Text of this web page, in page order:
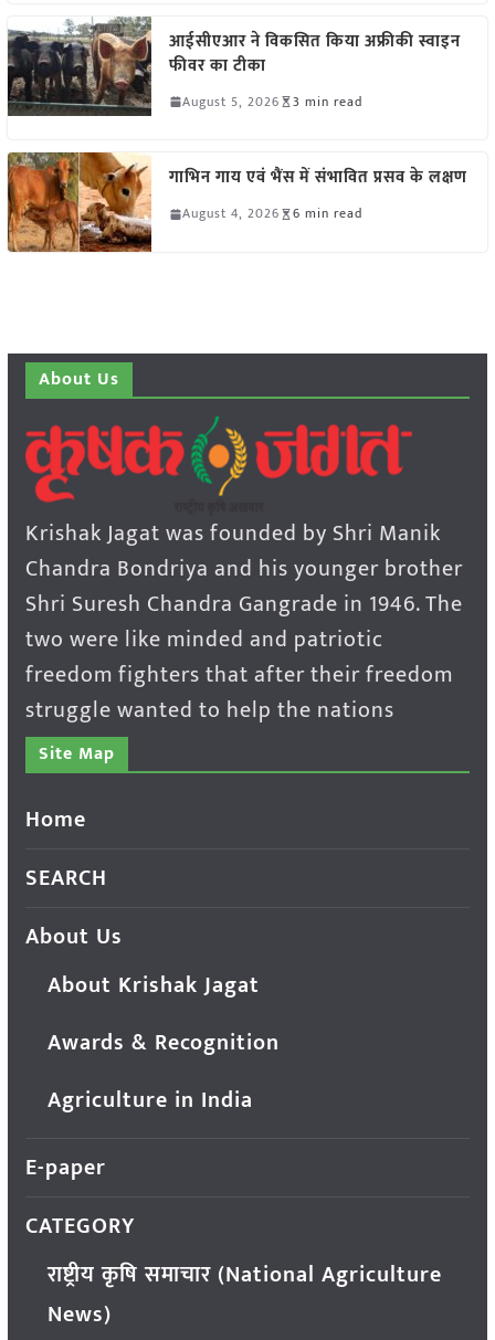
आईसीएआर ने विकसित किया अफ्रीकी स्वाइन
फीवर का टीका
August 5, 2026 3 min read
गाभिन गाय एवं भैंस में संभावित प्रसव के लक्षण
August 4, 2026 6 min read
About Us
Krishak Jagat was founded by Shri Manik
Chandra Bondriya and his younger brother
Shri Suresh Chandra Gangrade in 1946. The
two were like minded and patriotic
freedom fighters that after their freedom
struggle wanted to help the nations
Site Map
Home
SEARCH
About Us
About Krishak Jagat
Awards & Recognition
Agriculture in India
E-paper
CATEGORY
राष्ट्रीय कृषि समाचार (National Agriculture
News)